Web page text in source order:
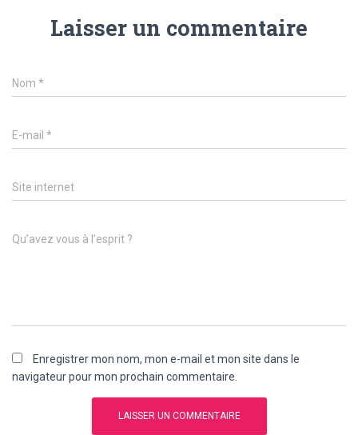
Laisser un commentaire
Nom *
E-mail *
Site internet
Qu’avez vous à l’esprit ?
Enregistrer mon nom, mon e-mail et mon site dans le
navigateur pour mon prochain commentaire.